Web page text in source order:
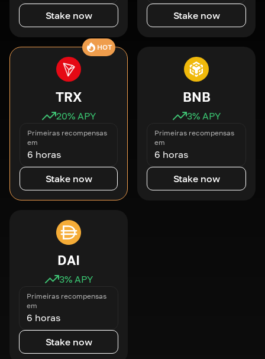
Stake now Stake now
HOT
TRX
20% APY
Primeiras recompensas
em
6 horas
Stake now
BNB
3% APY
Primeiras recompensas
em
6 horas
Stake now
DAI
3% APY
Primeiras recompensas
em
6 horas
Stake now